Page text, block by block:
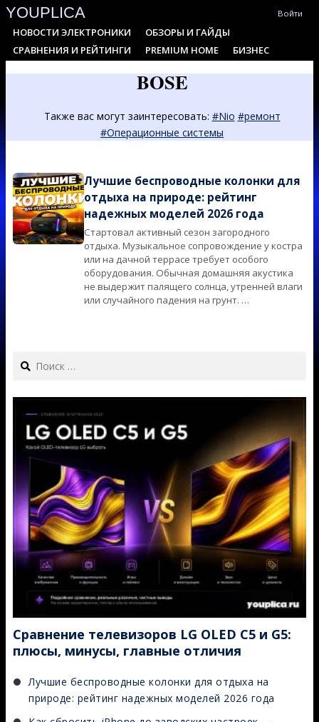
Skip
to
content
YOUPLICA Войти
Primary
Navigation
Menu
НОВОСТИ ЭЛЕКТРОНИКИ
ОБЗОРЫ И ГАЙДЫ
СРАВНЕНИЯ И РЕЙТИНГИ
PREMIUM HOME БИЗНЕС
BOSE
Также вас могут заинтересовать: #Nio #ремонт
#Операционные системы
Лучшие беспроводные колонки для
отдыха на природе: рейтинг
надежных моделей 2026 года
2026-
06-
09
Стартовал активный сезон загородного
отдыха. Музыкальное сопровождение у костра
или на дачной террасе требует особого
оборудования. Обычная домашняя акустика
не выдержит палящего солнца, утренней влаги
или случайного падения на грунт. …
Search
Сравнение телевизоров LG OLED C5 и G5:
плюсы, минусы, главные отличия
Лучшие беспроводные колонки для отдыха на
природе: рейтинг надежных моделей 2026 года